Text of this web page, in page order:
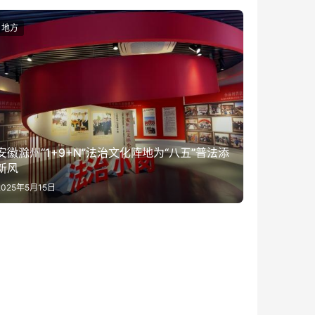
徽滁州“1+9+N”法治文化阵地为“八五”普法添
风
年5月15日
地方